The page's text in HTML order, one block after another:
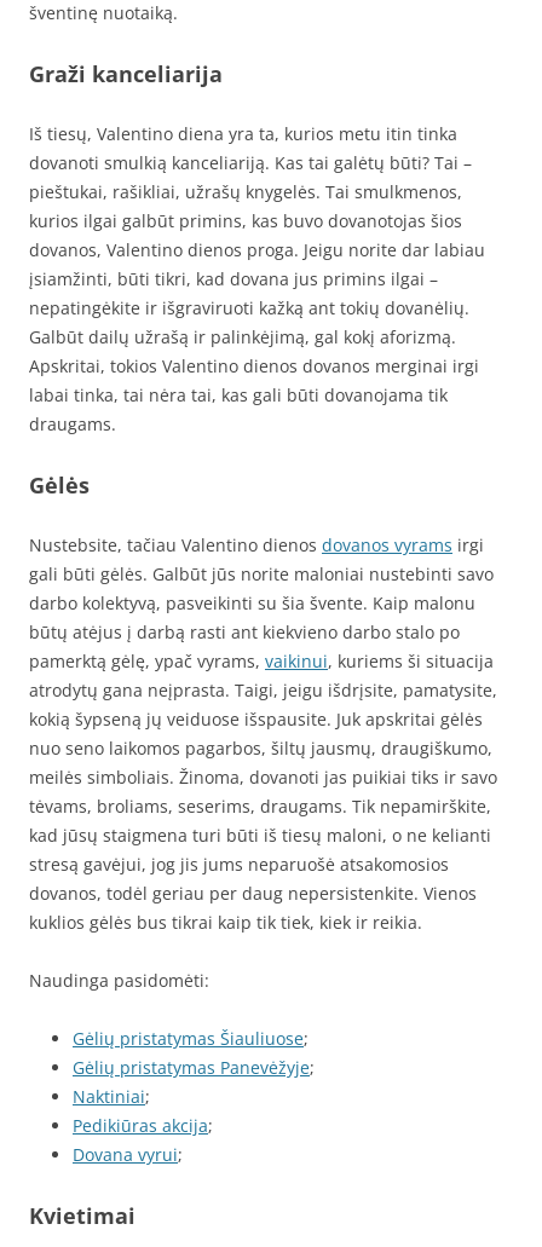
šventinę nuotaiką.
Graži kanceliarija
Iš tiesų, Valentino diena yra ta, kurios metu itin tinka
dovanoti smulkią kanceliariją. Kas tai galėtų būti? Tai –
pieštukai, rašikliai, užrašų knygelės. Tai smulkmenos,
kurios ilgai galbūt primins, kas buvo dovanotojas šios
dovanos, Valentino dienos proga. Jeigu norite dar labiau
įsiamžinti, būti tikri, kad dovana jus primins ilgai –
nepatingėkite ir išgraviruoti kažką ant tokių dovanėlių.
Galbūt dailų užrašą ir palinkėjimą, gal kokį aforizmą.
Apskritai, tokios Valentino dienos dovanos merginai irgi
labai tinka, tai nėra tai, kas gali būti dovanojama tik
draugams.
Gėlės
Nustebsite, tačiau Valentino dienos dovanos vyrams irgi
gali būti gėlės. Galbūt jūs norite maloniai nustebinti savo
darbo kolektyvą, pasveikinti su šia švente. Kaip malonu
būtų atėjus į darbą rasti ant kiekvieno darbo stalo po
pamerktą gėlę, ypač vyrams, vaikinui, kuriems ši situacija
atrodytų gana neįprasta. Taigi, jeigu išdrįsite, pamatysite,
kokią šypseną jų veiduose išspausite. Juk apskritai gėlės
nuo seno laikomos pagarbos, šiltų jausmų, draugiškumo,
meilės simboliais. Žinoma, dovanoti jas puikiai tiks ir savo
tėvams, broliams, seserims, draugams. Tik nepamirškite,
kad jūsų staigmena turi būti iš tiesų maloni, o ne kelianti
stresą gavėjui, jog jis jums neparuošė atsakomosios
dovanos, todėl geriau per daug nepersistenkite. Vienos
kuklios gėlės bus tikrai kaip tik tiek, kiek ir reikia.
Naudinga pasidomėti:
Gėlių pristatymas Šiauliuose;
Gėlių pristatymas Panevėžyje;
Naktiniai;
Pedikiūras akcija;
Dovana vyrui;
Kvietimai